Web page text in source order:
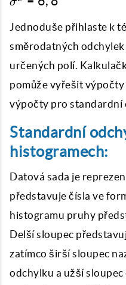
{4 +
1 +
16
+ 4
+ 9
{6-
1}}
{34}
{5}}
6,8
Jednoduše přihlaste k
směrodatných
určených polí.
pomůže vyřešit
výpočty pro standardní
Standardní
histogramech:
Datová sada je
představuje čísla ve
histogramu pruhy
Delší sloupec
zatímco širší sloupec
odchylku a užší